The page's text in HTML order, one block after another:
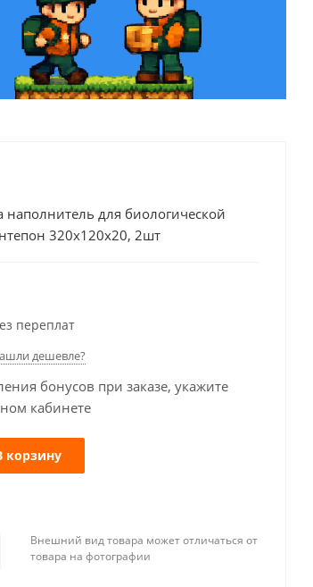
наполнитель для биологической
320х120х20, 2шт
переплат
дешевле?
бонусов при заказе, укажите
кабинете
корзину
Внешний вид товара может отличаться от
товара на фотографии